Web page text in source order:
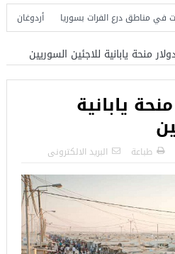
أردوغان يفتتح
يابانية
طباعة البريد الالكترونى